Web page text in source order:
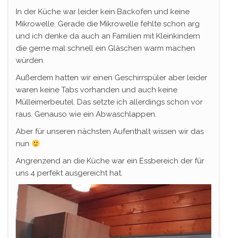
In der Küche war leider kein Backofen und keine
Mikrowelle. Gerade die Mikrowelle fehlte schon arg
und ich denke da auch an Familien mit Kleinkindern
die gerne mal schnell ein Gläschen warm machen
würden.
Außerdem hatten wir einen Geschirrspüler aber leider
waren keine Tabs vorhanden und auch keine
Mülleimerbeutel. Das setzte ich allerdings schon vor
raus. Genauso wie ein Abwaschlappen.
Aber für unseren nächsten Aufenthalt wissen wir das
nun
Angrenzend an die Küche war ein Essbereich der für
uns 4 perfekt ausgereicht hat.